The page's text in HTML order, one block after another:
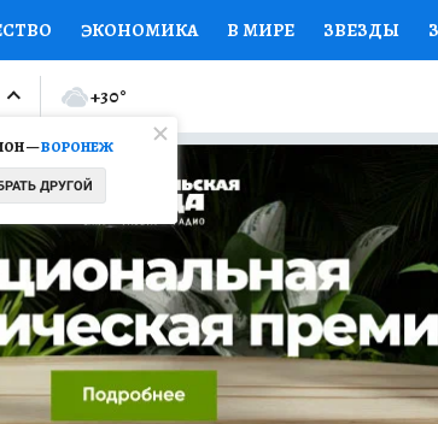
ЭКОНОМИКА В МИРЕ ЗВЕЗДЫ
НАЦИОНАЛЬНЫЕ ПРОЕКТЫ
МИР Я ЗНАЮ СЕМЬЯ ЖЕНСКИЕ
СЕРИАЛЫ СПЕЦПРОЕКТЫ ДЕФИЦИТ
КОНКУРСЫ РАБОТА У НАС ГИД
—ВОРОНЕЖ
ДРУГОЙ
+30°